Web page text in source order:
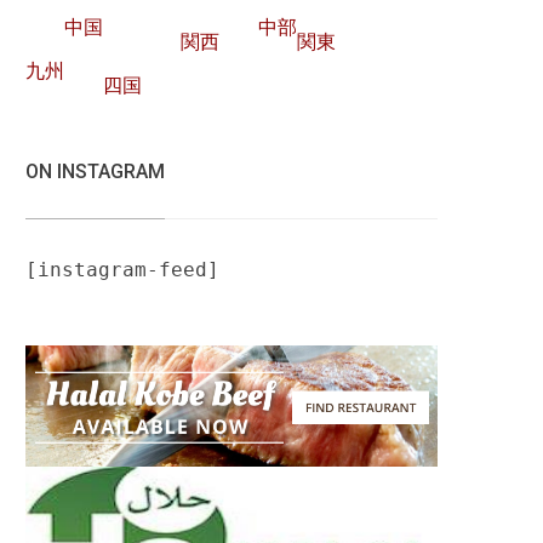
中部
中国
関西
関東
九州
四国
ON INSTAGRAM
[instagram-feed]